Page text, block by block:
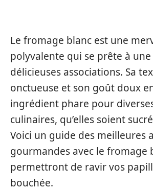
Le fromage blanc est une
polyvalente qui se prête à
délicieuses associations. Sa
onctueuse et son goût doux
ingrédient phare pour
culinaires, qu’elles soient
Voici un guide des meilleures
gourmandes avec le fromage
permettront de ravir vos
bouchée.